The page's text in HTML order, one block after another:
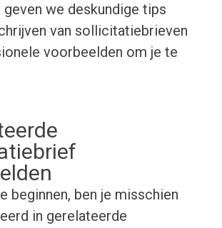
geven we deskundige tips
van sollicitatiebrieven
voorbeelden om je te
beginnen, ben je misschien
in gerelateerde